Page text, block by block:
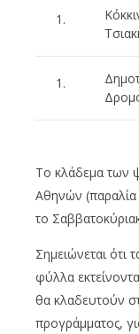
Το κλάδεμα των
Αθηνών
το
Σημειώνεται ότι
φύλλα
θα κλαδευτούν
προγράμματος,